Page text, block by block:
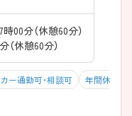
00分（休憩60分）
（休憩60分）
ー通勤可・相談可 年間休日